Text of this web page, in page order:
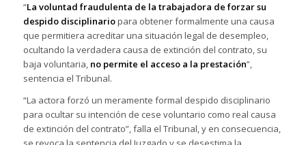
“La voluntad fraudulenta de la trabajadora de forzar su
despido disciplinariopara obtener formalmente una causa
que permitiera acreditar una situación legal de desempleo,
ocultando la verdadera causa de extinción del contrato, su
baja voluntaria,no permite el acceso a la prestación”,
sentencia el Tribunal.
“La actora forzó un meramente formal despido disciplinario
para ocultar su intención de cese voluntario como real causa
de extinción del contrato”, falla el Tribunal, y en consecuencia,